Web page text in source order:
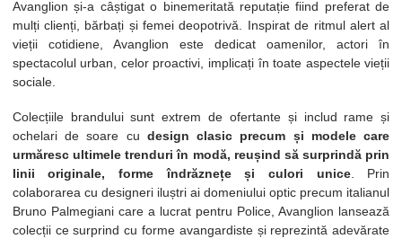
Avanglion și-a câștigat o binemeritată reputație fiind preferat de
mulți clienți, bărbați și femei deopotrivă. Inspirat de ritmul alert al
vieții cotidiene, Avanglion este dedicat oamenilor, actori în
spectacolul urban, celor proactivi, implicați în toate aspectele vieții
sociale.
Colecțiile brandului sunt extrem de ofertante și includ rame și
ochelari de soare cu design clasic precum și modele care
urmăresc ultimele trenduri în modă, reușind să surprindă prin
linii originale, forme îndrăznețe și culori unice. Prin
colaborarea cu designeri iluștri ai domeniului optic precum italianul
Bruno Palmegiani care a lucrat pentru Police, Avanglion lansează
colecții ce surprind cu forme avangardiste și reprezintă adevărate